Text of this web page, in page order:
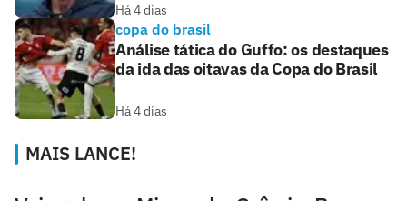
Há 4 dias
copa do brasil
Análise tática do Guffo: os destaques
da ida das oitavas da Copa do Brasil
Há 4 dias
MAIS LANCE!